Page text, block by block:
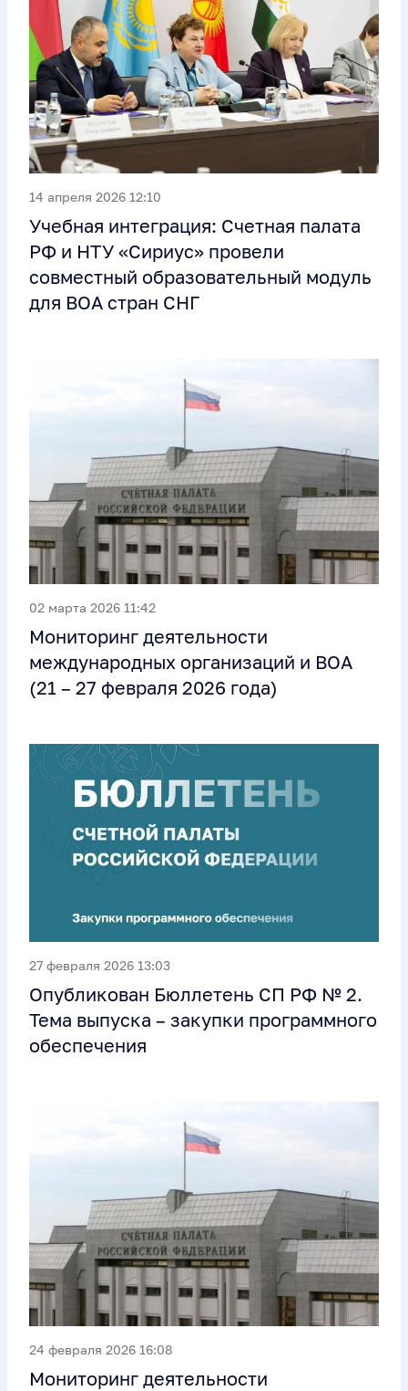
14 апреля 2026 12:10
Учебная интеграция: Счетная палата
РФ и НТУ «Сириус» провели
совместный образовательный модуль
для ВОА стран СНГ
02 марта 2026 11:42
Мониторинг деятельности
международных организаций и ВОА
(21 – 27 февраля 2026 года)
27 февраля 2026 13:03
Опубликован Бюллетень СП РФ № 2.
Тема выпуска – закупки программного
обеспечения
24 февраля 2026 16:08
Мониторинг деятельности